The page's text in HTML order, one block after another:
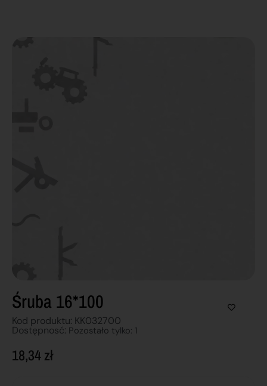
Śruba 16*100
Kod produktu: KK032700
Dostępnosć: Pozostało tylko: 1
18,34zł